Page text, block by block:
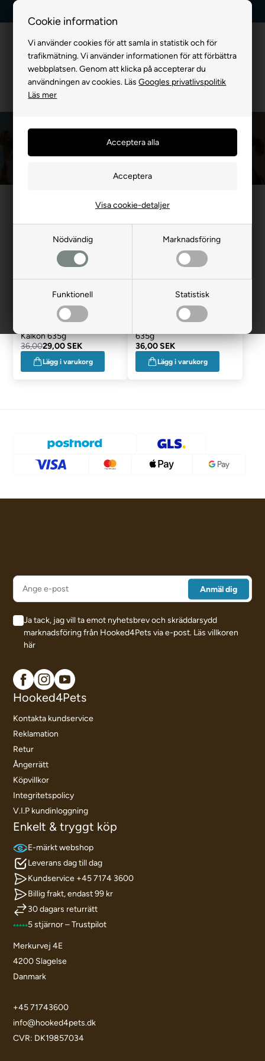
Cookie information
Vi använder cookies för att samla in statistik och för
trafikmätning. Vi använder informationen för att förbättra
webbplatsen. Genom att klicka på accepterar du
användningen av cookies. LäsGoogles privatlivspolitik
Läs mer
Nödvändig Marknadsföring
Funktionell Statistisk
Visa cookie-detaljer
Mjau
Framsida»MÄRKEVARA»Mjau
Kalkon 635g
36,0029,00 SEK
Lägg i varukorg
635g
36,00 SEK
Lägg i varukorg
Ja tack, jag vill ta emot nyhetsbrev och skräddarsydd
marknadsföring från Hooked4Pets via e-post. Läs villkoren
här
Hooked4Pets
Kontakta kundservice
Reklamation
Retur
Ångerrätt
Köpvillkor
Integritetspolicy
V.I.P kundinloggning
Enkelt & tryggt köp
E-märkt webshop
Leverans dag till dag
Kundservice +45 7174 3600
Billig frakt, endast 99 kr
30 dagars returrätt
5 stjärnor – Trustpilot
Merkurvej 4E
4200 Slagelse
Danmark
+45 71743600
info@hooked4pets.dk
CVR: DK19857034